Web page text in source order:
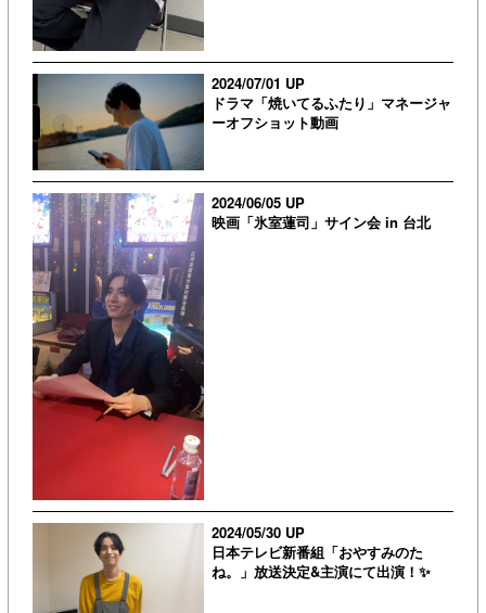
2024/07/01 UP
ドラマ「焼いてるふたり」マネージャ
ーオフショット動画
2024/06/05 UP
映画「氷室蓮司」サイン会 in 台北
2024/05/30 UP
日本テレビ新番組「おやすみのた
ね。」放送決定&主演にて出演！✨